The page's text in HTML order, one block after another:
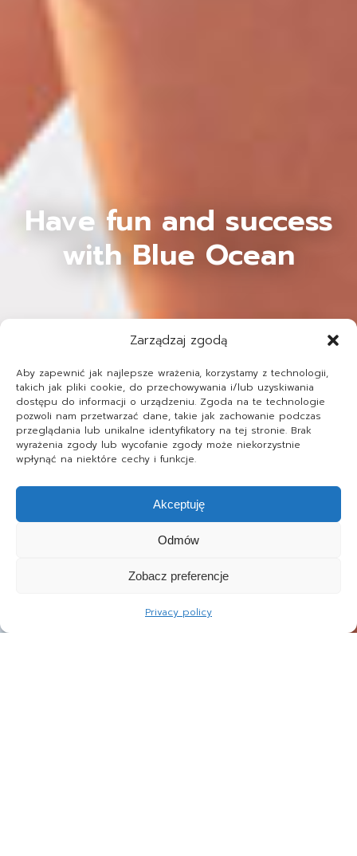
Zarządzaj zgodą
Aby zapewnić jak najlepsze wrażenia, korzystamy z technologii,
takich jak pliki cookie, do przechowywania i/lub uzyskiwania
dostępu do informacji o urządzeniu. Zgoda na te technologie
pozwoli nam przetwarzać dane, takie jak zachowanie podczas
przeglądania lub unikalne identyfikatory na tej stronie. Brak
wyrażenia zgody lub wycofanie zgody może niekorzystnie
wpłynąć na niektóre cechy i funkcje.
Akceptuję
Odmów
Zobacz preferencje
Privacy policy
Have fun and success
with Blue Ocean